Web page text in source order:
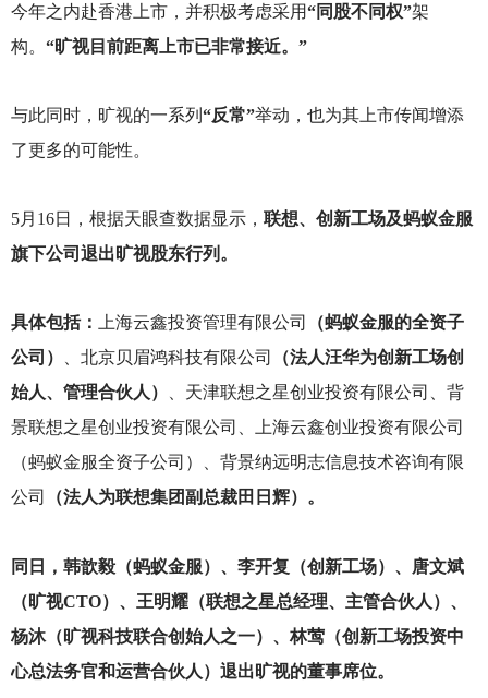
今年之内赴香港上市，并积极考虑采用“同股不同权”架
构。 “旷视目前距离上市已非常接近。”
与此同时，旷视的一系列 “反常”举动，也为其上市传闻增添
了更多的可能性。
5月16日，根据天眼查数据显示， 联想、创新工场及蚂蚁金服
旗下公司退出旷视股东行列。
具体包括： 上海云鑫投资管理有限公司
（蚂蚁金服的全资子
公司）
、北京贝眉鸿科技有限公司
（法人汪华为创新工场创
始人、管理合伙人）
、天津联想之星创业投资有限公司、背
景联想之星创业投资有限公司、上海云鑫创业投资有限公司
（蚂蚁金服全资子公司）、背景纳远明志信息技术咨询有限
公司
（法人为联想集团副总裁田日辉）。
同日，韩歆毅（蚂蚁金服）、李开复（创新工场）、唐文斌
（旷视CTO）、王明耀（联想之星总经理、主管合伙人）、
杨沐（旷视科技联合创始人之一）、林莺（创新工场投资中
心总法务官和运营合伙人）退出旷视的董事席位。